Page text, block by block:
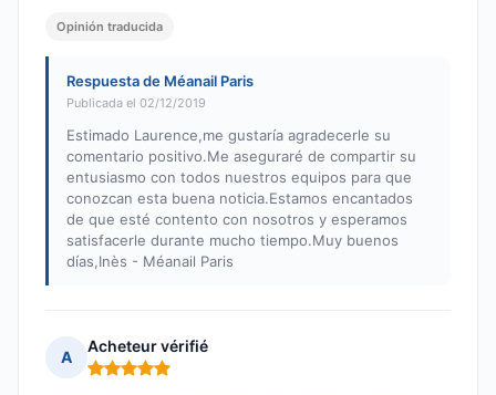
Opinión traducida
Respuesta de Méanail Paris
Publicada el 02/12/2019
Estimado Laurence,me gustaría agradecerle su
comentario positivo.Me aseguraré de compartir su
entusiasmo con todos nuestros equipos para que
conozcan esta buena noticia.Estamos encantados
de que esté contento con nosotros y esperamos
satisfacerle durante mucho tiempo.Muy buenos
días,Inès - Méanail Paris
A
Acheteur vérifié
Nota: 5 de 5